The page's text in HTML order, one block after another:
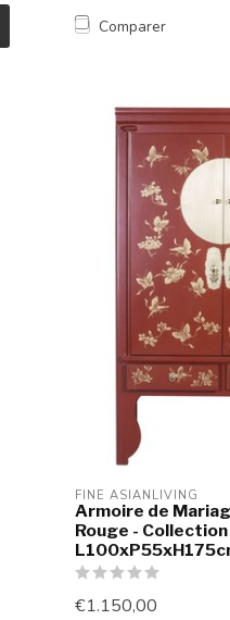
Comparer
FINE ASIANLIVING
Armoire de
Rouge -
€1.150,00